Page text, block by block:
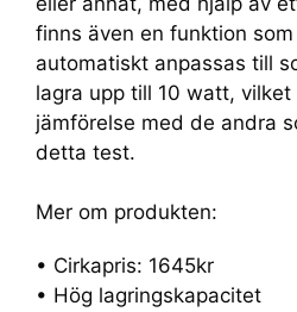
finns även en funktion
automatiskt anpassas till
lagra upp till 10 watt,
jämförelse med de andra
detta test.
Mer om produkten:
• Cirkapris: 1645kr
• Hög lagringskapacitet